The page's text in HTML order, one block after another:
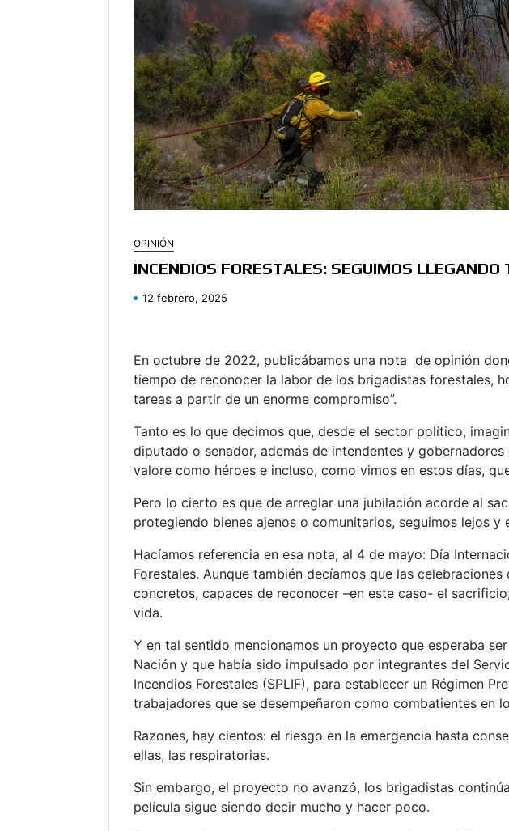
OPINIÓN
INCENDIOS FORESTALES: SEGUIMOS
12 febrero, 2025
En octubre de 2022, publicábamos una nota de opinión
tiempo de reconocer la labor de los brigadistas forestales,
tareas a partir de un enorme compromiso”.
Tanto es lo que decimos que, desde el sector político,
diputado o senador, además de intendentes y
valore como héroes e incluso, como vimos en estos días,
Pero lo cierto es que de arreglar una jubilación acorde al
protegiendo bienes ajenos o comunitarios, seguimos lejos y
Hacíamos referencia en esa nota, al 4 de mayo: Día
Forestales. Aunque también decíamos que las
concretos, capaces de reconocer –en este caso- el
vida.
Y en tal sentido mencionamos un proyecto que esperaba
Nación y que había sido impulsado por integrantes del
Incendios Forestales (SPLIF), para establecer un Régimen
trabajadores que se desempeñaron como combatientes en
Razones, hay cientos: el riesgo en la emergencia hasta
ellas, las respiratorias.
Sin embargo, el proyecto no avanzó, los brigadistas
película sigue siendo decir mucho y hacer poco.